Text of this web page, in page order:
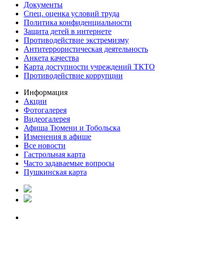
Документы
Спец. оценка условий труда
Политика конфиденциальности
Защита детей в интернете
Противодействие экстремизму
Антитеррористическая деятельность
Анкета качества
Карта доступности учреждений ТКТО
Противодействие коррупции
Информация
Акции
Фотогалерея
Видеогалерея
Афиша Тюмени и Тобольска
Изменения в афише
Все новости
Гастрольная карта
Часто задаваемые вопросы
Пушкинская карта